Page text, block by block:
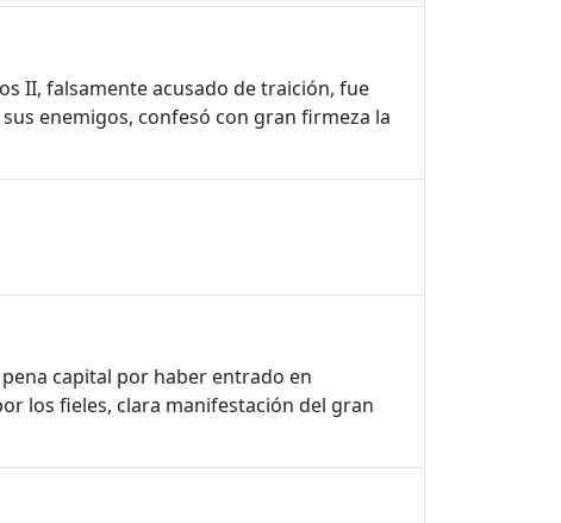
II, falsamente acusado de traición, fue
enemigos, confesó con gran firmeza la
capital por haber entrado en
los fieles, clara manifestación del gran